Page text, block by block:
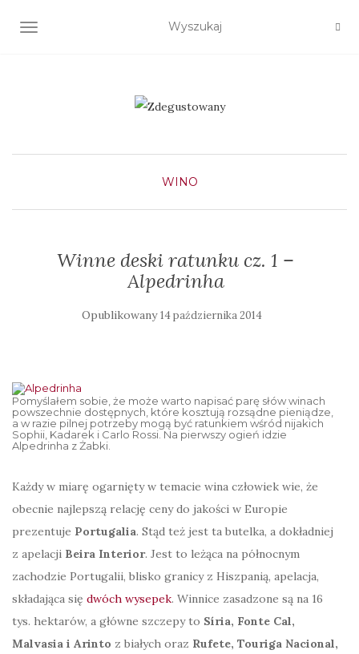
TOGGLE NAVIGATION
WINO
Winne deski ratunku cz. 1 –
Alpedrinha
Opublikowany14 października 2014
Pomyślałem sobie, że może warto napisać parę słów winach
powszechnie dostępnych, które kosztują rozsądne pieniądze,
a w razie pilnej potrzeby mogą być ratunkiem wśród nijakich
Sophii, Kadarek i Carlo Rossi. Na pierwszy ogień idzie
Alpedrinha z Żabki.
Każdy w miarę ogarnięty w temacie wina człowiek wie, że
obecnie najlepszą relację ceny do jakości w Europie
prezentuje Portugalia. Stąd też jest ta butelka, a dokładniej
z apelacji Beira Interior. Jest to leżąca na północnym
zachodzie Portugalii, blisko granicy z Hiszpanią, apelacja,
składająca się dwóch wysepek. Winnice zasadzone są na 16
tys. hektarów, a główne szczepy to Síria, Fonte Cal,
Malvasia i Arinto z białych oraz Rufete, Touriga Nacional,